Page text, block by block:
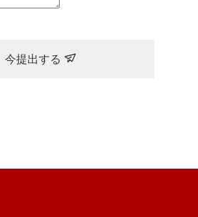
今提出する